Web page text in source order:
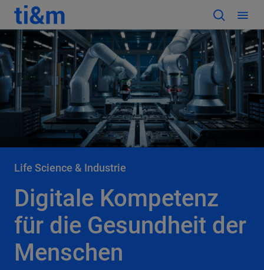
Life Science & Industrie
Digitale Kompetenz
für die Gesundheit der
Menschen